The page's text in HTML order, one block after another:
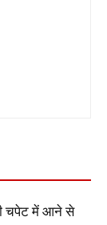
चपेट में आने से